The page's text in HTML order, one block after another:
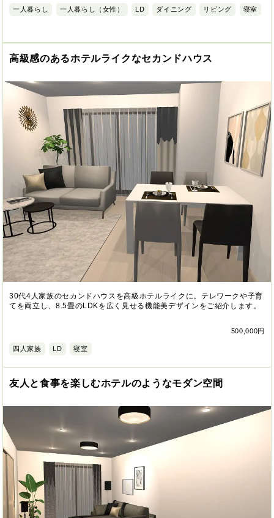
一人暮らし 一人暮らし（女性） LD ダイニング リビング 寝室
高級感のあるホテルライクなセカンドハウス
30代4人家族のセカンドハウスを高級ホテルライクに。テレワークや子育
てを両立し、8.5畳のLDKを広く見せる機能美デザインをご紹介します。
500,000円
四人家族 LD 寝室
友人と食事を楽しむホテルのようなモダン空間